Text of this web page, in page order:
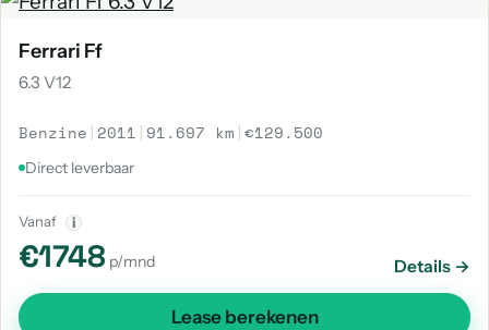
Ferrari Ff
6.3 V12
Benzine | 2011 | 91.697 km |€129.500
Direct leverbaar
Vanaf i
€1748 p/mnd Details →
Lease berekenen